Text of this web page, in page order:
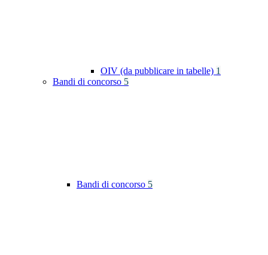
OIV (da pubblicare in tabelle) 1
Bandi di concorso 5
Bandi di concorso 5